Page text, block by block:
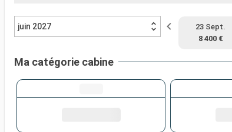
juin 2027
23 Sept.
8 400 €
Ma catégorie cabine